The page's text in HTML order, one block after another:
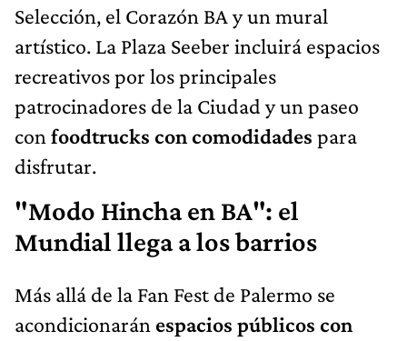
Selección, el Corazón BA y un mural
artístico. La Plaza Seeber incluirá espacios
recreativos por los principales
patrocinadores de la Ciudad y un paseo
con foodtrucks con comodidades para
disfrutar.
"Modo Hincha en BA": el
Mundial llega a los barrios
Más allá de la Fan Fest de Palermo se
acondicionarán espacios públicos con